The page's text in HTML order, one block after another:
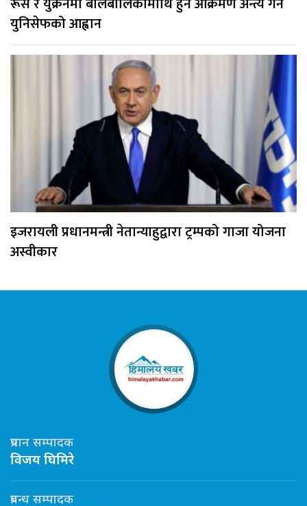
युनिसेफको आह्वान
इजरायली प्रधानमन्त्री नेतान्याहुद्वारा ट्रम्पको गाजा योजना
अस्वीकार
प्रधान सम्पादक
विजय घिमिरे
प्रबन्ध सम्पादक